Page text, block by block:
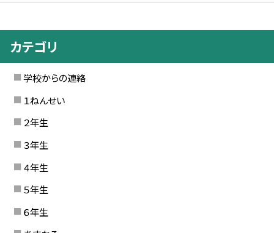
カテゴリ
学校からの連絡
１ねんせい
２年生
３年生
４年生
５年生
６年生